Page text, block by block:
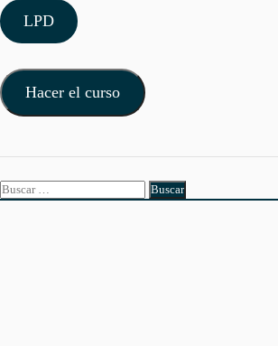
LPD
Hacer el curso
Buscar: